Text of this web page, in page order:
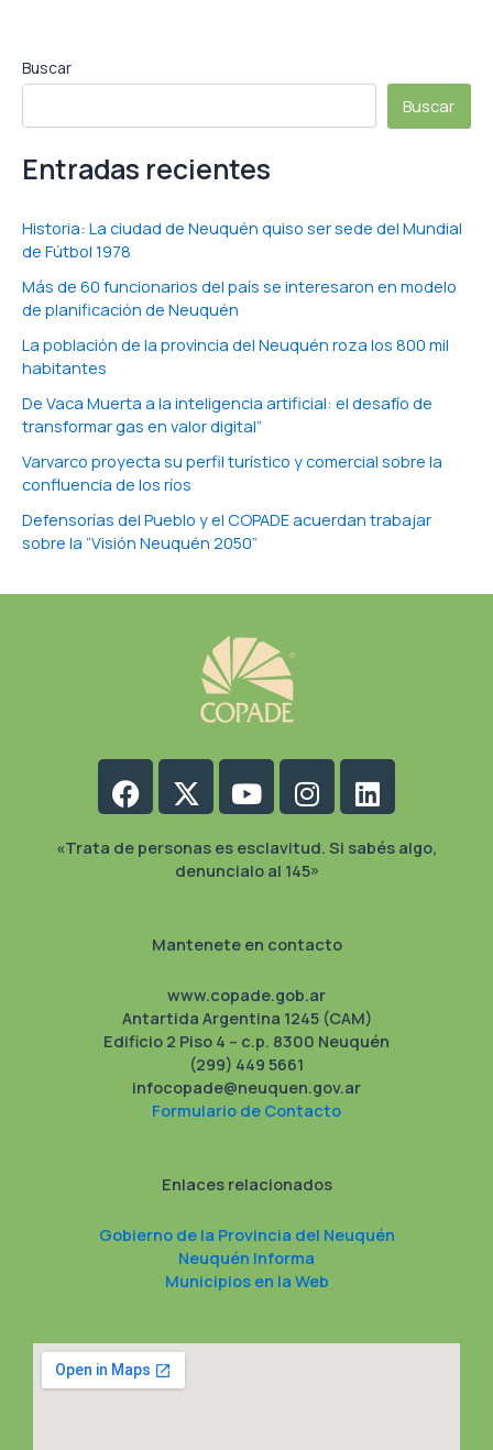
Buscar
Buscar
Entradas recientes
Historia: La ciudad de Neuquén quiso ser sede del Mundial
de Fútbol 1978
Más de 60 funcionarios del país se interesaron en modelo
de planificación de Neuquén
La población de la provincia del Neuquén roza los 800 mil
habitantes
De Vaca Muerta a la inteligencia artificial: el desafío de
transformar gas en valor digital”
Varvarco proyecta su perfil turístico y comercial sobre la
confluencia de los ríos
Defensorías del Pueblo y el COPADE acuerdan trabajar
sobre la “Visión Neuquén 2050”
Facebook
X-
twitter
YoutubeInstagram
Linkedin
«Trata de personas es esclavitud. Si sabés algo,
denuncialo al 145»
Mantenete en contacto
www.copade.gob.ar
Antartida Argentina 1245 (CAM)
Edificio 2 Piso 4 – c.p. 8300 Neuquén
(299) 449 5661
infocopade@neuquen.gov.ar
Formulario de Contacto
Enlaces relacionados
Gobierno de la Provincia del Neuquén
Neuquén Informa
Municipios en la Web